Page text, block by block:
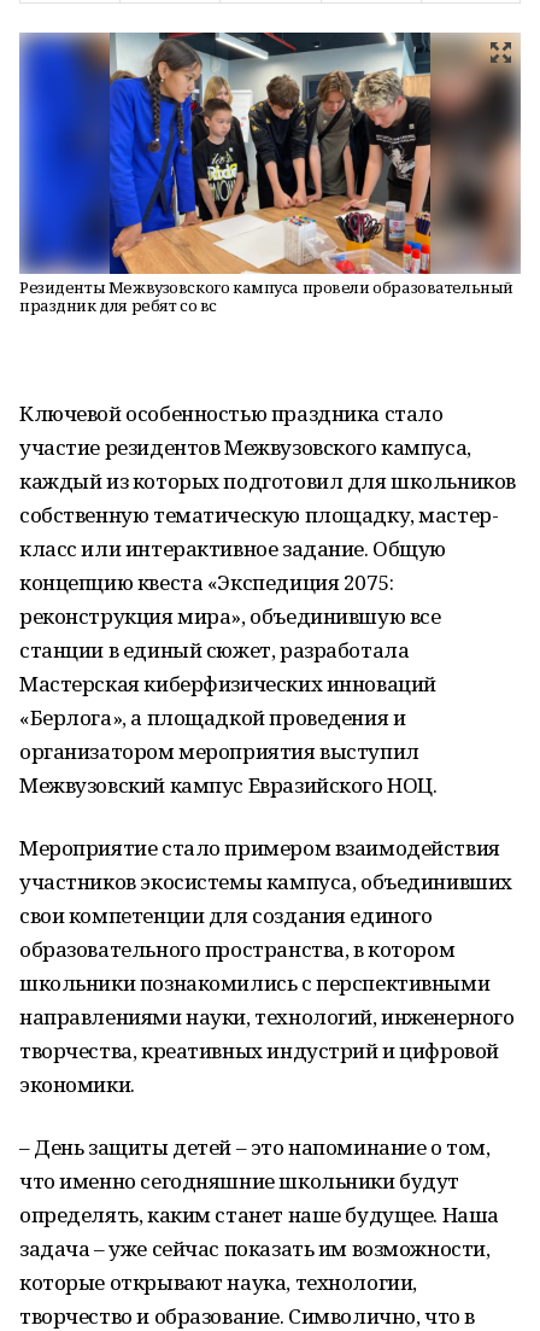
Резиденты Межвузовского кампуса провели образовательный
праздник для ребят со вс
Ключевой особенностью праздника стало
участие резидентов Межвузовского кампуса,
каждый из которых подготовил для школьников
собственную тематическую площадку, мастер-
класс или интерактивное задание. Общую
концепцию квеста «Экспедиция 2075:
реконструкция мира», объединившую все
станции в единый сюжет, разработала
Мастерская киберфизических инноваций
«Берлога», а площадкой проведения и
организатором мероприятия выступил
Межвузовский кампус Евразийского НОЦ.
Мероприятие стало примером взаимодействия
участников экосистемы кампуса, объединивших
свои компетенции для создания единого
образовательного пространства, в котором
школьники познакомились с перспективными
направлениями науки, технологий, инженерного
творчества, креативных индустрий и цифровой
экономики.
– День защиты детей – это напоминание о том,
что именно сегодняшние школьники будут
определять, каким станет наше будущее. Наша
задача – уже сейчас показать им возможности,
которые открывают наука, технологии,
творчество и образование. Символично, что в